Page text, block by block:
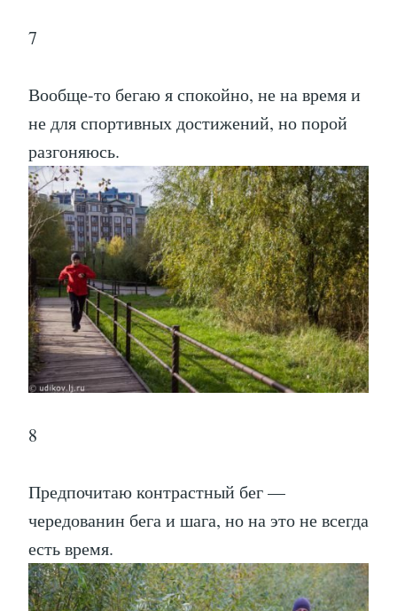
7
Вообще-то бегаю я спокойно, не на время и
не для спортивных достижений, но порой
разгоняюсь.
8
Предпочитаю контрастный бег —
чередованин бега и шага, но на это не всегда
есть время.